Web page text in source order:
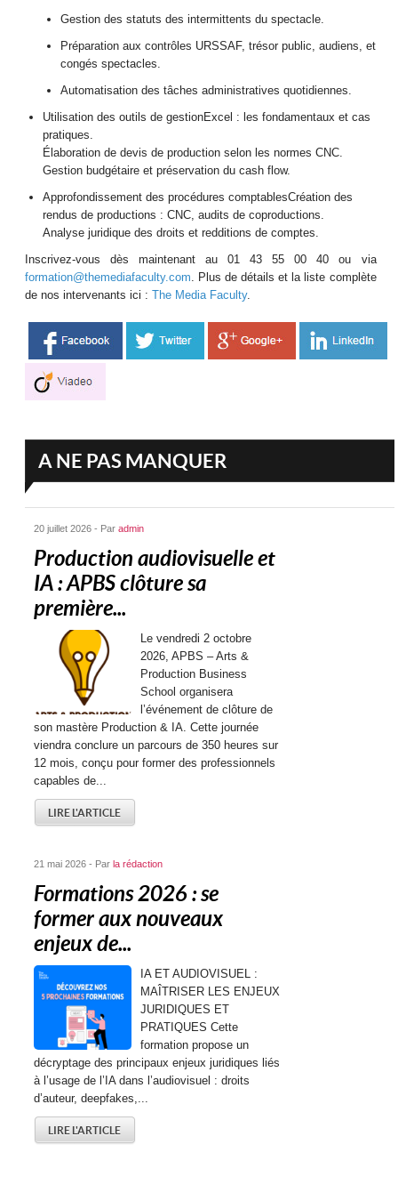
Gestion des statuts des intermittents du spectacle.
Préparation aux contrôles URSSAF, trésor public, audiens, et
congés spectacles.
Automatisation des tâches administratives quotidiennes.
Utilisation des outils de gestionExcel : les fondamentaux et cas
pratiques.
Élaboration de devis de production selon les normes CNC.
Gestion budgétaire et préservation du cash flow.
Approfondissement des procédures comptablesCréation des
rendus de productions : CNC, audits de coproductions.
Analyse juridique des droits et redditions de comptes.
Inscrivez-vous dès maintenant au 01 43 55 00 40 ou via
formation@themediafaculty.com. Plus de détails et la liste complète
de nos intervenants ici :The Media Faculty.
A NE PAS MANQUER
20 juillet 2026 - Paradmin
Production audiovisuelle et
IA : APBS clôture sa
première...
Le vendredi 2 octobre
2026, APBS – Arts &
Production Business
School organisera
l’événement de clôture de
son mastère Production & IA. Cette journée
viendra conclure un parcours de 350 heures sur
12 mois, conçu pour former des professionnels
capables de...
LIRE L'ARTICLE
21 mai 2026 - Parla rédaction
Formations 2026 : se
former aux nouveaux
enjeux de...
IA ET AUDIOVISUEL :
MAÎTRISER LES ENJEUX
JURIDIQUES ET
PRATIQUES Cette
formation propose un
décryptage des principaux enjeux juridiques liés
à l’usage de l’IA dans l’audiovisuel : droits
d’auteur, deepfakes,...
LIRE L'ARTICLE